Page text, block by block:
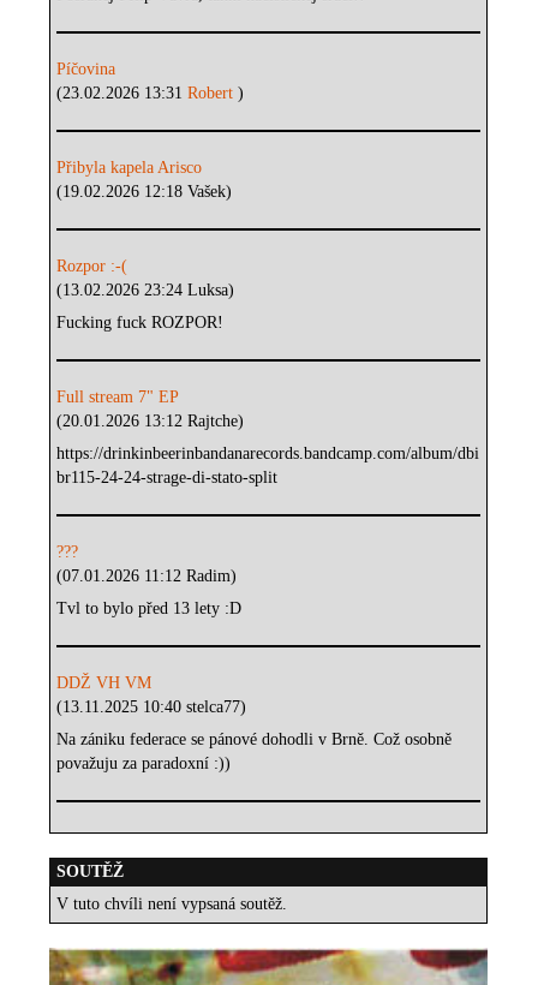
Píčovina
(23.02.2026 13:31Robert)
Přibyla kapela Arisco
(19.02.2026 12:18 Vašek)
Rozpor :-(
(13.02.2026 23:24 Luksa)
Fucking fuck ROZPOR!
Full stream 7" EP
(20.01.2026 13:12 Rajtche)
https://drinkinbeerinbandanarecords.bandcamp.com/album/dbi
br115-24-24-strage-di-stato-split
???
(07.01.2026 11:12 Radim)
Tvl to bylo před 13 lety :D
DDŽ VH VM
(13.11.2025 10:40 stelca77)
Na zániku federace se pánové dohodli v Brně. Což osobně
považuju za paradoxní :))
SOUTĚŽ
V tuto chvíli není vypsaná soutěž.